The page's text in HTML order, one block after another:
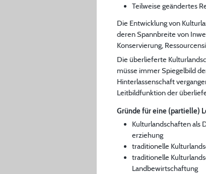
Teilweise geändertes
Die Entwicklung von
deren Spannbreite von
Konservierung,
Die überlieferte
müsse immer Spiegelbild
Hinterlassenschaft
Leitbildfunktion der
Gründe für eine (partielle)
Kulturlandschaften als
erziehung
traditionelle
traditionelle
Landbewirtschaftung